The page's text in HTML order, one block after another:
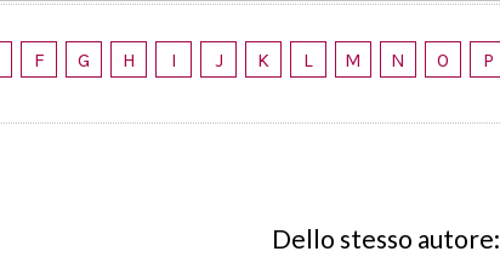
F G H I J K L M N O P
Dello stesso autore: